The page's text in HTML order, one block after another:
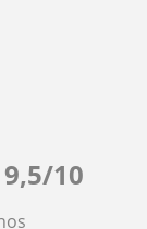
9,5/10